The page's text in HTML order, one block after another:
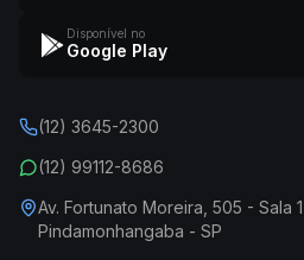
Disponível no
Google Play
(12) 3645-2300
(12) 99112-8686
Av. Fortunato Moreira, 505 - Sala 1
Pindamonhangaba - SP